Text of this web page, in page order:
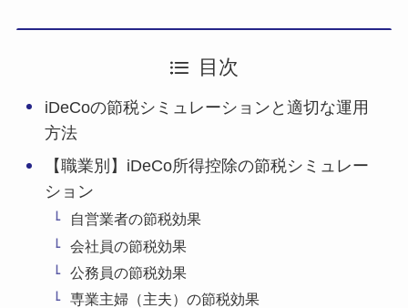
目次
iDeCoの節税シミュレーションと適切な運用
方法
【職業別】iDeCo所得控除の節税シミュレー
ション
自営業者の節税効果
会社員の節税効果
公務員の節税効果
専業主婦（主夫）の節税効果